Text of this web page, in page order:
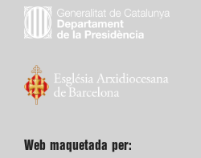
Web maquetada per: